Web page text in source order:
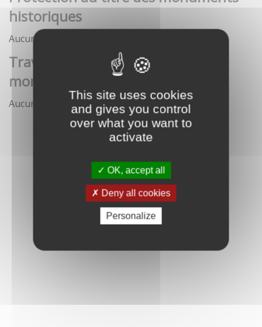
This site uses cookies
and gives you control
over what you want to
activate
OK, accept all
Deny all cookies
Personalize
historiques
Aucune démarche pour le moment
Travaux et interventions sur
monument historique
Aucune démarche pour le moment